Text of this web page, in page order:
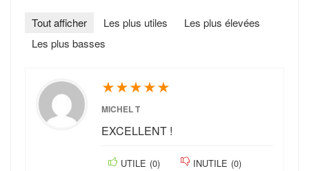
Tout afficher Les plus utiles
Les plus élevées
Les plus basses
★★★★★
MICHEL T
EXCELLENT !
UTILE (0) INUTILE (0)